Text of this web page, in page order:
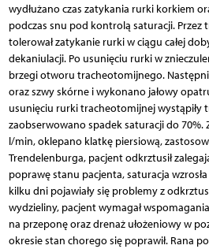
wydłużano czas zatykania rurki korkiem
podczas snu pod kontrolą saturacji.
tolerował zatykanie rurki w ciągu całej
dekaniulacji. Po usunięciu rurki w
brzegi otworu tracheotomijnego.
oraz szwy skórne i wykonano jałowy
usunięciu rurki tracheotomijnej wystąpiły
zaobserwowano spadek saturacji do
l/min, oklepano klatkę piersiową,
Trendelenburga, pacjent odkrztusił
poprawę stanu pacjenta, saturacja
kilku dni pojawiały się problemy z
wydzieliny, pacjent wymagał
na przeponę oraz drenaż ułożeniowy w
okresie stan chorego się poprawił. Rana